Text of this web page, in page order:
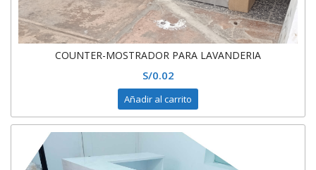
COUNTER-MOSTRADOR PARA LAVANDERIA
S/0.02
Añadir al carrito